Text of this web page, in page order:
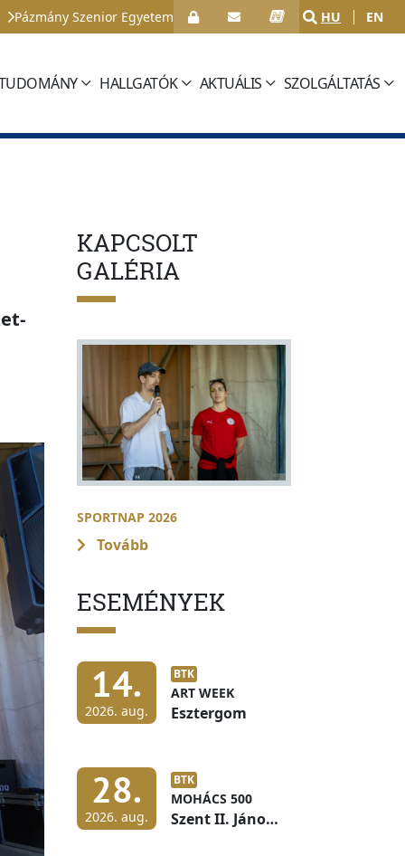
Pázmány Szenior Egyetem HU EN
HALLGATÓK AKTUÁLIS SZOLGÁLTATÁS
KAPCSOLT
GALÉRIA
SPORTNAP 2026
Tovább
ESEMÉNYEK
14.
2026. aug.
BTK
ART WEEK
Esztergom
28.
2026. aug.
BTK
MOHÁCS 500
Szent II. János